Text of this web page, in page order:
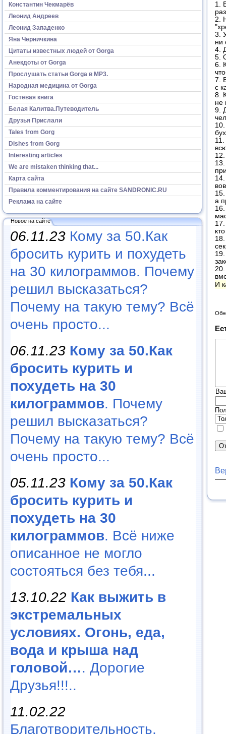
Константин Чекмарёв
Леонид Андреев
Леонид Западенко
Яна Черничкина
Цитаты известных людей от Gorga
Анекдоты от Gorga
Прослушать статьи Gorga в МР3.
Народная медицина от Gorga
Гостевая книга
Белая Калитва.Путеводитель
Друзья Прислали
Tales from Gorg
Dishes from Gorg
Interesting articles
We are mistaken thinking that...
Карта сайта
Правила комментирования на сайте SANDRONIC.RU
Реклама на сайте
Новое на сайте
06.11.23 Кому за 50.Как
бросить курить и похудеть
на 30 килограммов. Почему
решил высказаться?
Почему на такую тему? Всё
очень просто...
06.11.23 Кому за 50.Как
бросить курить и
похудеть на 30
килограммов. Почему
решил высказаться?
Почему на такую тему? Всё
очень просто...
05.11.23 Кому за 50.Как
бросить курить и
похудеть на 30
килограммов. Всё ниже
описанное не могло
состояться без тебя...
13.10.22 Как выжить в
экстремальных
условиях. Огонь, еда,
вода и крыша над
головой…. Дорогие
Друзья!!!..
11.02.22
Благотворительность,
1.
2.
3.
ни
4.
5.
6.
7.
с
8.
не
9.
а
И